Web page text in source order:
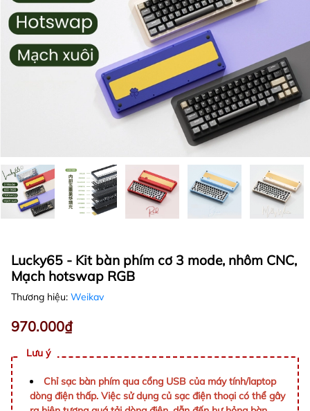
Lucky65 - Kit bàn phím cơ 3 mode, nhôm CNC,
Mạch hotswap RGB
Thương hiệu: Weikav
970.000₫
Lưu ý
Chỉ sạc bàn phím qua cổng USB của máy tính/laptop
dòng điện thấp. Việc sử dụng củ sạc điện thoại có thể gây